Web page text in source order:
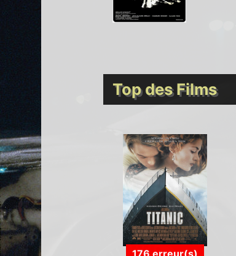
Top des Films
176 erreur(s)